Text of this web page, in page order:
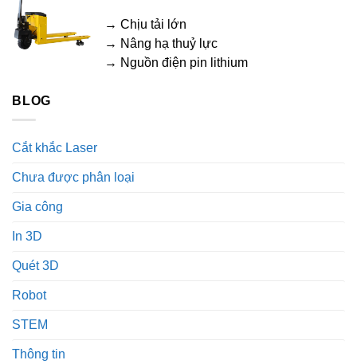
→ Chịu tải lớn
→ Nâng hạ thuỷ lực
→ Nguồn điện pin lithium
BLOG
Cắt khắc Laser
Chưa được phân loại
Gia công
In 3D
Quét 3D
Robot
STEM
Thông tin